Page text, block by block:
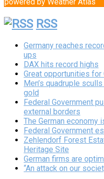
RSS
Germany reaches
ups
DAX hits record highs
Great opportunities for
Men’s quadruple
gold
Federal Government
external borders
The German economy
Federal Government
Zehlendorf Forest
Heritage Site
German firms are
“An attack on our